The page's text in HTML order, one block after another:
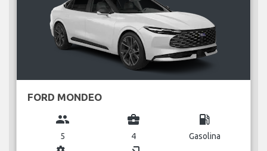
FORD MONDEO
group
5
business_center
4
local_gas_station
Gasolina